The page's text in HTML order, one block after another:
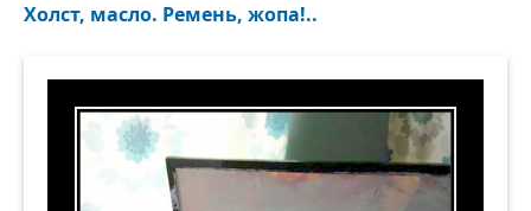
Холст, масло. Ремень, жопа!..